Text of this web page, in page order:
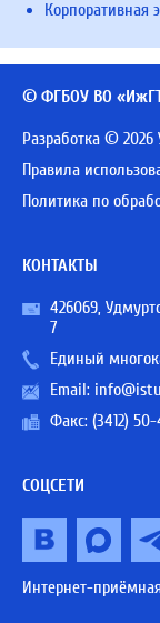
Корпоративная
© ФГБОУ ВО
Разработка ©
Правила
Политика по
КОНТАКТЫ
426069,
7
Единый
Email:
Факс: (3412)
СОЦСЕТИ
Интернет-приёмная